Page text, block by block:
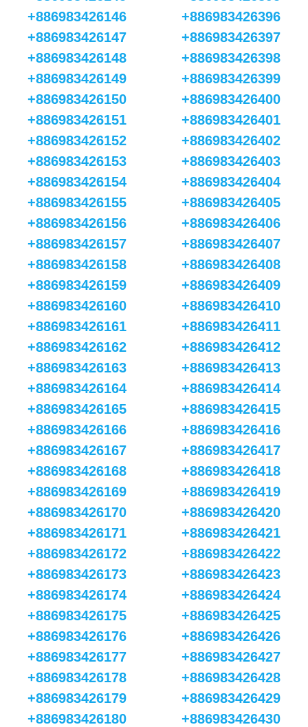
+886983426146
+886983426147
+886983426148
+886983426149
+886983426150
+886983426151
+886983426152
+886983426153
+886983426154
+886983426155
+886983426156
+886983426157
+886983426158
+886983426159
+886983426160
+886983426161
+886983426162
+886983426163
+886983426164
+886983426165
+886983426166
+886983426167
+886983426168
+886983426169
+886983426170
+886983426171
+886983426172
+886983426173
+886983426174
+886983426175
+886983426176
+886983426177
+886983426178
+886983426179
+886983426180
+886983426396
+886983426397
+886983426398
+886983426399
+886983426400
+886983426401
+886983426402
+886983426403
+886983426404
+886983426405
+886983426406
+886983426407
+886983426408
+886983426409
+886983426410
+886983426411
+886983426412
+886983426413
+886983426414
+886983426415
+886983426416
+886983426417
+886983426418
+886983426419
+886983426420
+886983426421
+886983426422
+886983426423
+886983426424
+886983426425
+886983426426
+886983426427
+886983426428
+886983426429
+886983426430